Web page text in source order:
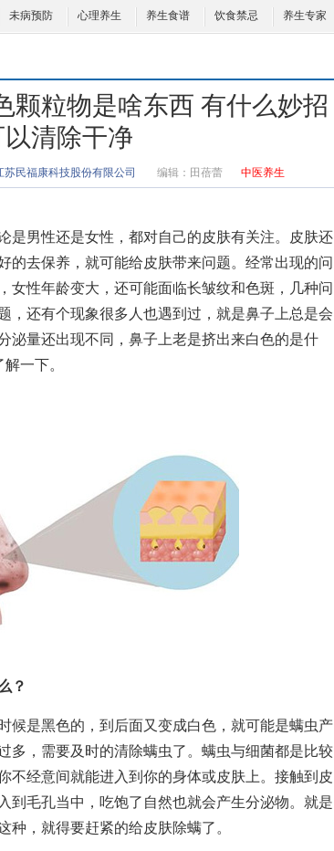
未病预防 心理养生 养生食谱 饮食禁忌 养生专家
颗粒物是啥东西 有什么妙招
清除干净
苏民福康科技股份有限公司 编辑： 田蓓蕾 中医养生
男性还是女性，都对自己的皮肤有关注。皮肤还
的去保养，就可能给皮肤带来问题。经常出现的问
女性年龄变大，还可能面临长皱纹和色斑，几种问
，还有个现象很多人也遇到过，就是鼻子上总是会
泌量还出现不同， 鼻子上老是挤出来白色的是什
一下。
？
是黑色的，到后面又变成白色，就可能是螨虫产
多，需要及时的清除螨虫了。螨虫与细菌都是比较
不经意间就能进入到你的身体或皮肤上。接触到皮
到毛孔当中，吃饱了自然也就会产生分泌物。就是
种，就得要赶紧的给皮肤除螨了。